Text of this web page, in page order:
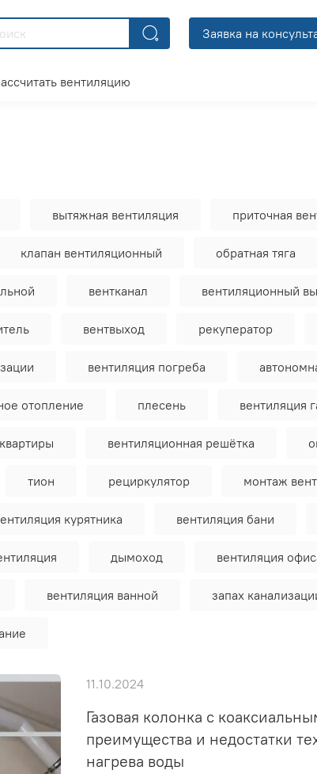
Заявка на
вентиляцию
вытяжная вентиляция приточная
клапан вентиляционный обратная тяга
вентканал вентиляционный
вентвыход рекуператор
вентиляция погреба
отопление плесень вентиляция
вентиляционная решётка
тион рециркулятор монтаж
курятника вентиляция бани
дымоход вентиляция
вентиляция ванной запах
Газовая колонка с
преимущества и недостатки
нагрева воды
11.10.2024